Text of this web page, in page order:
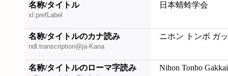
名称/タイトル
xl:prefLabel
日本蜻蛉学会
名称/タイトルのカナ読み
ndl:transcription@ja-Kana
ニホン トンボ ガ
名称/タイトルのローマ字読み Nihon Tonbo Gakkai